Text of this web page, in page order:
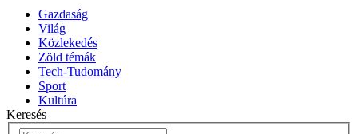
Gazdaság
Világ
Közlekedés
Zöld témák
Tech-Tudomány
Sport
Kultúra
Keresés